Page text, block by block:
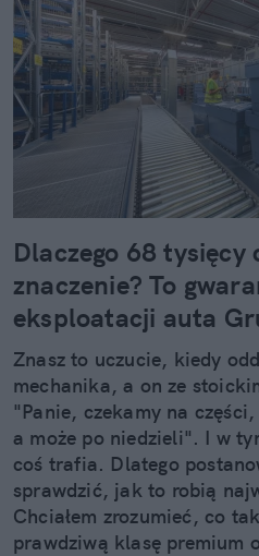
Dlaczego 68 tysięcy
znaczenie? To
eksploatacji auta
Znasz to uczucie, kiedy
mechanika, a on ze
"Panie, czekamy na
a może po niedzieli". I w
coś trafia. Dlatego
sprawdzić, jak to robią
Chciałem zrozumieć, co
prawdziwą klasę premium